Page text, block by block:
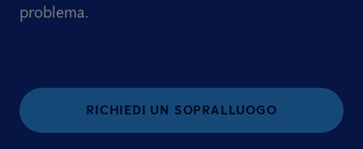
problema.
RICHIEDI UN SOPRALLUOGO